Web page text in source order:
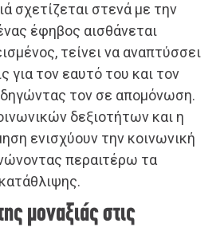
σχετίζεται στενά με την
έφηβος αισθάνεται
τείνει να αναπτύσσει
για τον εαυτό του και τον
τον σε απομόνωση.
δεξιοτήτων και η
ενισχύουν την κοινωνική
περαιτέρω τα
μοναξιάς στις